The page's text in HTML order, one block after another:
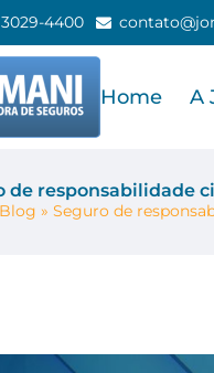
4400
Home A
de responsabilidade
Blog » Seguro de